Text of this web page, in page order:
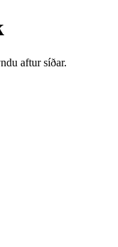
aftur síðar.